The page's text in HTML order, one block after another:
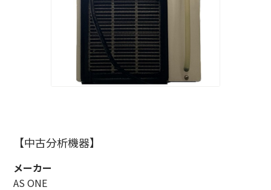
【中古分析機器】
メーカー
AS ONE